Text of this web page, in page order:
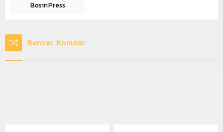
BasınPress
Benzer Konular